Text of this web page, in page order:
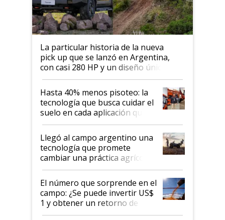
La particular historia de la nueva
pick up que se lanzó en Argentina,
con casi 280 HP y un diseño único: a
cuánto se vende
Hasta 40% menos pisoteo: la
tecnología que busca cuidar el
suelo en cada aplicación que
llevó Jacto al Congreso
Aapresid 2026
Llegó al campo argentino una
tecnología que promete
cambiar una práctica agrícola
clave: ¿Y si analizar el suelo
fuera tan simple como apretar
un botón?
El número que sorprende en el
campo: ¿Se puede invertir US$
1 y obtener un retorno de
hasta US$ 10 en agricultura?